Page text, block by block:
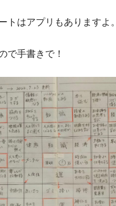
トはアプリもありますよ。
で手書きで！